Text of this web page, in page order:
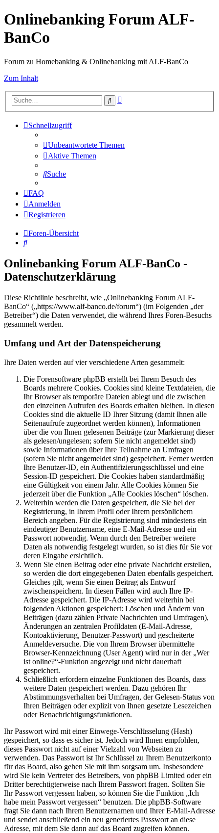
Onlinebanking Forum ALF-
BanCo
Forum zu Homebanking & Onlinebanking mit ALF-BanCo
Zum Inhalt
Suche
Schnellzugriff
Unbeantwortete Themen
Aktive Themen
Suche
FAQ
Anmelden
Registrieren
Foren-Übersicht
Suche
Onlinebanking Forum ALF-BanCo -
Datenschutzerklärung
Diese Richtlinie beschreibt, wie „Onlinebanking Forum ALF-
BanCo“ („https://www.alf-banco.de/forum“) (im Folgenden „der
Betreiber“) die Daten verwendet, die während Ihres Foren-Besuchs
gesammelt werden.
Umfang und Art der Datenspeicherung
Ihre Daten werden auf vier verschiedene Arten gesammelt:
Die Forensoftware phpBB erstellt bei Ihrem Besuch des
Boards mehrere Cookies. Cookies sind kleine Textdateien, die
Ihr Browser als temporäre Dateien ablegt und die zwischen
den einzelnen Aufrufen des Boards erhalten bleiben. In diesen
Cookies sind die aktuelle ID Ihrer Sitzung (damit Ihnen alle
Seitenaufrufe zugeordnet werden können), Informationen
über die von Ihnen gelesenen Beiträge (zur Markierung dieser
als gelesen/ungelesen; sofern Sie nicht angemeldet sind)
sowie Informationen über Ihre Teilnahme an Umfragen
(sofern Sie nicht angemeldet sind) gespeichert. Ferner werden
Ihre Benutzer-ID, ein Authentifizierungsschlüssel und eine
Session-ID gespeichert. Die Cookies haben standardmäßig
eine Gültigkeit von einem Jahr. Alle Cookies können Sie
jederzeit über die Funktion „Alle Cookies löschen“ löschen.
Weiterhin werden die Daten gespeichert, die Sie bei der
Registrierung, in Ihrem Profil oder Ihrem persönlichem
Bereich angeben. Für die Registrierung sind mindestens ein
eindeutiger Benutzername, eine E-Mail-Adresse und ein
Passwort notwendig. Wenn durch den Betreiber weitere
Daten als notwendig festgelegt wurden, so ist dies für Sie vor
deren Eingabe ersichtlich.
Wenn Sie einen Beitrag oder eine private Nachricht erstellen,
so werden die dort eingegebenen Daten ebenfalls gespeichert.
Gleiches gilt, wenn Sie einen Beitrag als Entwurf
zwischenspeichern. In diesen Fällen wird auch Ihre IP-
Adresse gespeichert. Die IP-Adresse wird weiterhin bei
folgenden Aktionen gespeichert: Löschen und Ändern von
Beiträgen (dazu zählen Private Nachrichten und Umfragen),
Änderungen an zentralen Profildaten (E-Mail-Adresse,
Kontoaktivierung, Benutzer-Passwort) und gescheiterte
Anmeldeversuche. Die von Ihrem Browser übermittelte
Browser-Kennzeichnung (User Agent) wird nur in der „Wer
ist online?“-Funktion angezeigt und nicht dauerhaft
gespeichert.
Schließlich erfordern einzelne Funktionen des Boards, dass
weitere Daten gespeichert werden. Dazu gehören Ihr
Abstimmungsverhalten bei Umfragen, der Gelesen-Status von
Ihren Beiträgen oder explizit von Ihnen gesetzte Lesezeichen
oder Benachrichtigungsfunktionen.
Ihr Passwort wird mit einer Einwege-Verschlüsselung (Hash)
gespeichert, so dass es sicher ist. Jedoch wird Ihnen empfohlen,
dieses Passwort nicht auf einer Vielzahl von Webseiten zu
verwenden. Das Passwort ist Ihr Schlüssel zu Ihrem Benutzerkonto
für das Board, also gehen Sie mit ihm sorgsam um. Insbesondere
wird Sie kein Vertreter des Betreibers, von phpBB Limited oder ein
Dritter berechtigterweise nach Ihrem Passwort fragen. Sollten Sie
Ihr Passwort vergessen haben, so können Sie die Funktion „Ich
habe mein Passwort vergessen“ benutzen. Die phpBB-Software
fragt Sie dann nach Ihrem Benutzernamen und Ihrer E-Mail-Adresse
und sendet anschließend ein neu generiertes Passwort an diese
Adresse, mit dem Sie dann auf das Board zugreifen können.